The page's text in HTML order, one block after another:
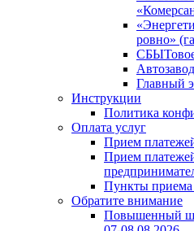
ровно»
СБЫТовое
Главный
Инструкции
Политика
Оплата услуг
Прием
Прием
Пункты приема
Обратите внимание
Повышенный